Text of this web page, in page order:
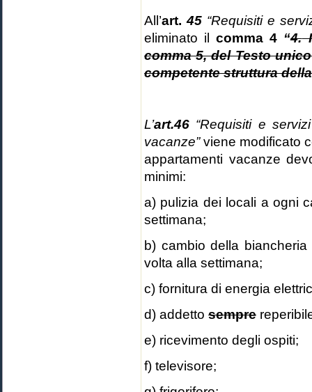
All’art. 45 “Requisiti e
eliminato ilcomma 4 “4.
comma 5, del Testo
competente struttura
L’art.46 “Requisiti e
vacanze”viene modificato
appartamenti vacanze
minimi:
a) pulizia dei locali a ogni
settimana;
b) cambio della
volta alla settimana;
c) fornitura di energia
d) addetto sempre
e) ricevimento degli ospiti;
f) televisore;